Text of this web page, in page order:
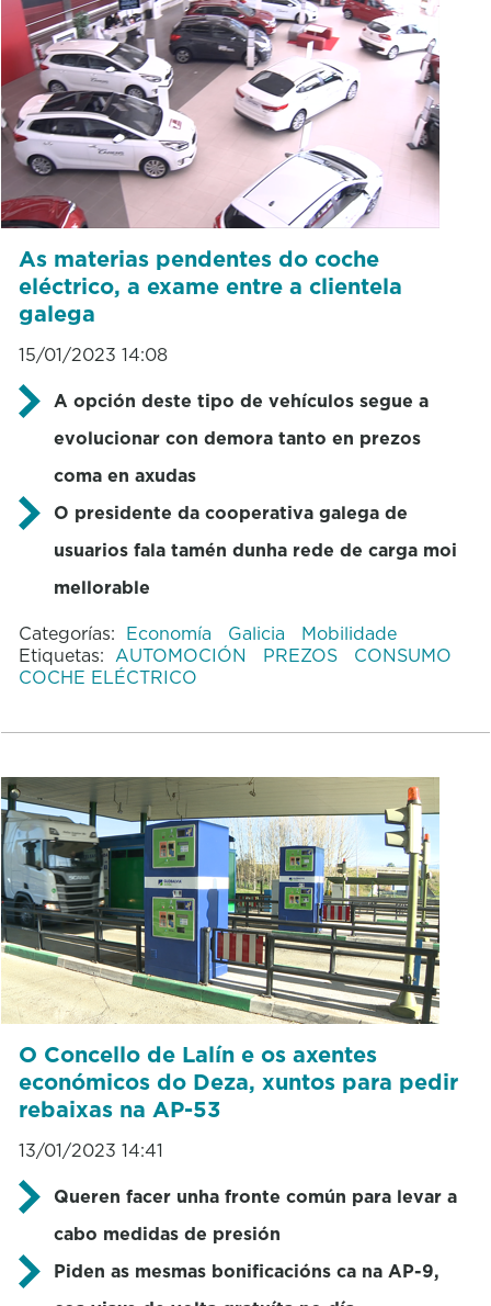
As materias pendentes do coche
eléctrico, a exame entre a clientela
galega
15/01/2023 14:08
A opción deste tipo de vehículos segue a
evolucionar con demora tanto en prezos
coma en axudas
O presidente da cooperativa galega de
usuarios fala tamén dunha rede de carga moi
mellorable
Categorías: Economía Galicia
Mobilidade
Etiquetas: AUTOMOCIÓN PREZOS
CONSUMO
COCHE ELÉCTRICO
O Concello de Lalín e os axentes
económicos do Deza, xuntos para pedir
rebaixas na AP-53
13/01/2023 14:41
Queren facer unha fronte común para levar a
cabo medidas de presión
Piden as mesmas bonificacións ca na AP-9,